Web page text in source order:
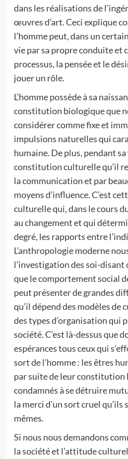
dans les réalisations de
œuvres d’art. Ceci explique
l’homme peut, dans un
vie par sa propre conduite et
processus, la pensée et le
jouer un rôle.
L’homme possède à sa
constitution biologique que
considérer comme fixe et
impulsions naturelles qui
humaine. De plus, pendant
constitution culturelle qu’il
la communication et par
moyens d’influence. C’est
culturelle qui, dans le cours
au changement et qui
degré, les rapports entre
L’anthropologie moderne
l’investigation des soi-
que le comportement social
peut présenter de grandes
qu’il dépend des modèles de
des types d’organisation qui
société. C’est là-dessus que
espérances tous ceux qui
sort de l’homme : les êtres
par suite de leur constitution
condamnés à se détruire
la merci d’un sort cruel qu’ils
mêmes.
Si nous nous demandons
la société et l’attitude